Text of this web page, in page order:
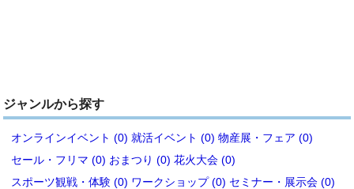
ジャンルから探す
オンラインイベント (0) 就活イベント (0) 物産展・フェア (0)
セール・フリマ (0) おまつり (0) 花火大会 (0)
スポーツ観戦・体験 (0) ワークショップ (0) セミナー・展示会 (0)